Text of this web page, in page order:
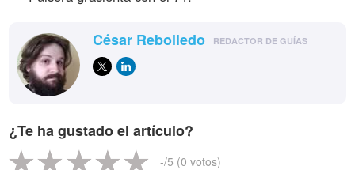
César Rebolledo REDACTOR DE GUÍAS
¿Te ha gustado el artículo?
-/5 (0 votos)